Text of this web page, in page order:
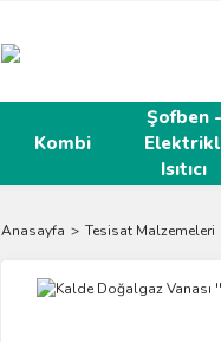
Kombi
Şofben -
Isıtıcı
Anasayfa Tesisat Malzemeleri